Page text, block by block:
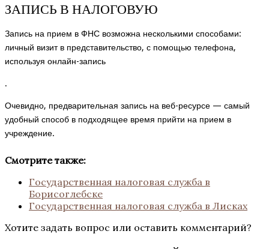
ЗАПИСЬ В НАЛОГОВУЮ
Запись на прием в ФНС возможна несколькими способами:
личный визит в представительство, с помощью телефона,
используя онлайн-запись
.
Очевидно, предварительная запись на веб-ресурсе — самый
удобный способ в подходящее время прийти на прием в
учреждение.
Смотрите также:
Государственная налоговая служба в
Борисоглебске
Государственная налоговая служба в Лисках
Хотите задать вопрос или оставить комментарий?